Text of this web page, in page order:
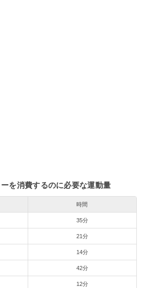
を消費するのに必要な運動量
時間
35分
21分
14分
42分
12分